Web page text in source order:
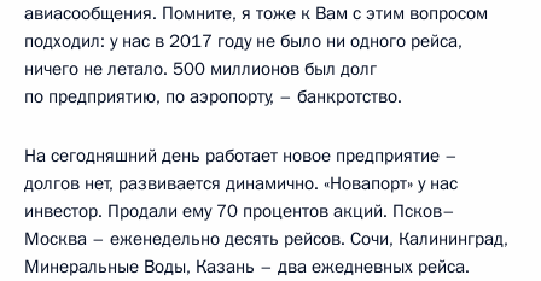
авиасообщения. Помните, я тоже к Вам с этим вопросом
подходил: у нас в 2017 году не было ни одного рейса,
ничего не летало. 500 миллионов был долг
по предприятию, по аэропорту, – банкротство.
На сегодняшний день работает новое предприятие –
долгов нет, развивается динамично. «Новапорт» у нас
инвестор. Продали ему 70 процентов акций. Псков–
Москва – еженедельно десять рейсов. Сочи, Калининград,
Минеральные Воды, Казань – два ежедневных рейса.